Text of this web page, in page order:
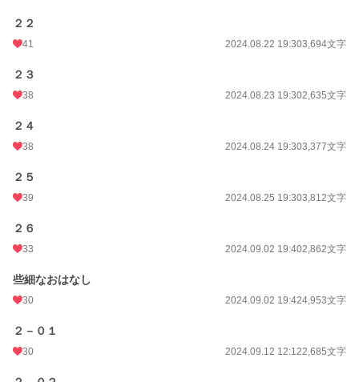
２２
41 2024.08.22 19:303,694文字
２３
38 2024.08.23 19:302,635文字
２４
38 2024.08.24 19:303,377文字
２５
39 2024.08.25 19:303,812文字
２６
33 2024.09.02 19:402,862文字
些細なおはなし
30 2024.09.02 19:424,953文字
２－０１
30 2024.09.12 12:122,685文字